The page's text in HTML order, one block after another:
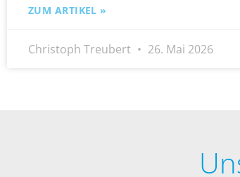
ZUM ARTIKEL »
Christoph Treubert 26. Mai 2026